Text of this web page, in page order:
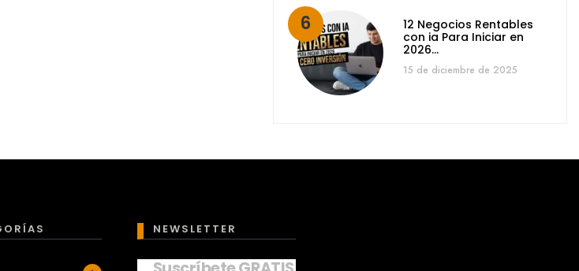
12 Negocios Rentables
con ia Para Iniciar en
2026…
15 de diciembre de 2025
NEWSLETTER